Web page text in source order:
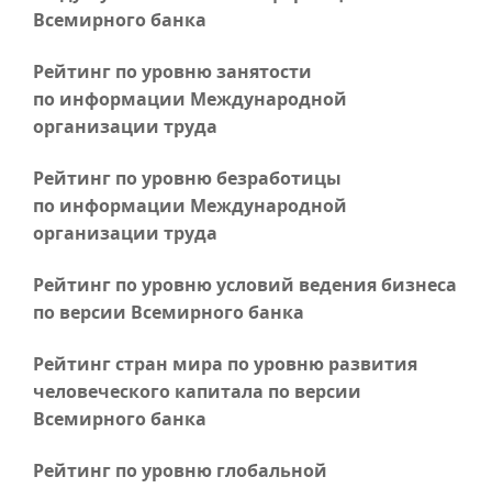
Всемирного банка
Рейтинг по уровню занятости
по информации Международной
организации труда
Рейтинг по уровню безработицы
по информации Международной
организации труда
Рейтинг по уровню условий ведения бизнеса
по версии Всемирного банка
Рейтинг стран мира по уровню развития
человеческого капитала по версии
Всемирного банка
Рейтинг по уровню глобальной